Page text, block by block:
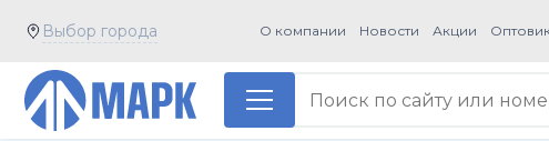
Выбор города О компании Новости Акции